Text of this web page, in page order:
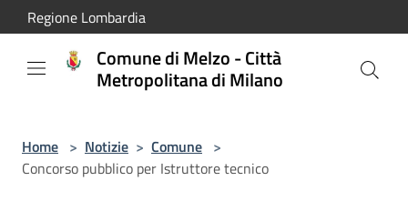
Salta al contenuto principale
Regione Lombardia
Comune di Melzo - Città
Metropolitana di Milano
Home > Notizie > Comune >
Concorso pubblico per Istruttore tecnico